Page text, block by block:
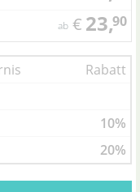
ab € 23,90
Rabatt
10%
20%